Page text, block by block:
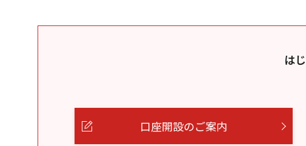
は
口座開設のご案内